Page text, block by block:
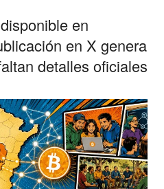
en
en X genera
detalles oficiales